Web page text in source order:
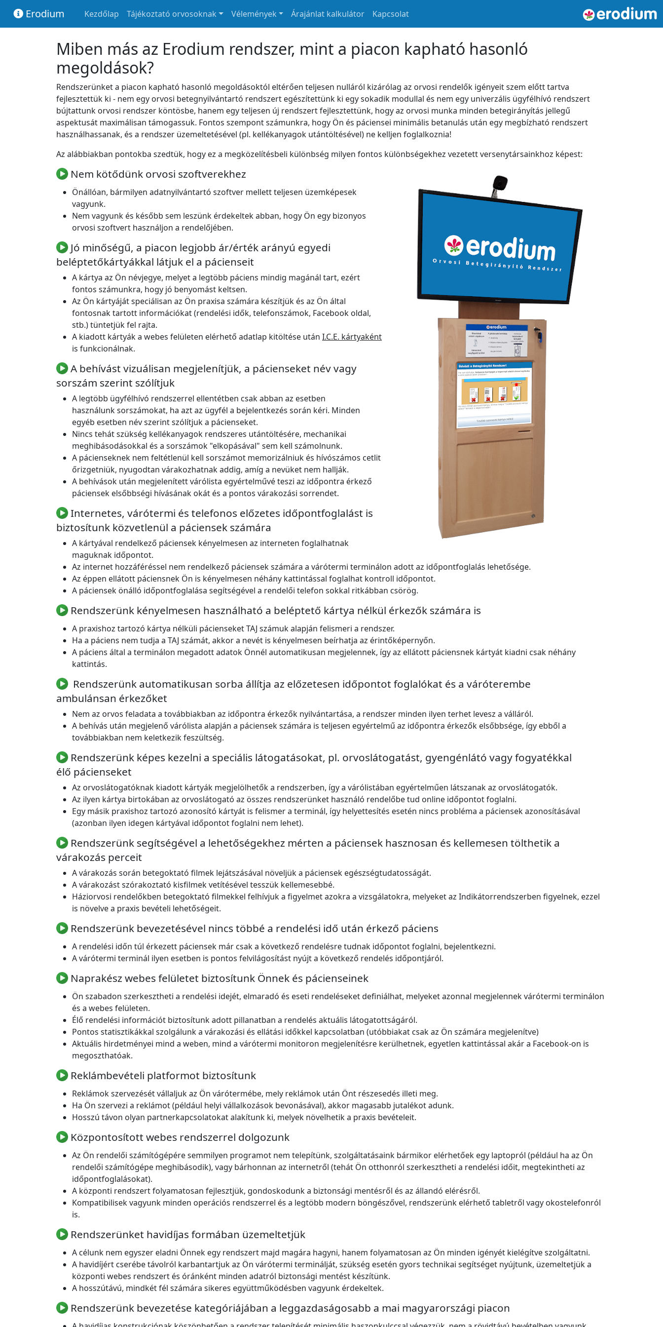
Erodium Kezdőlap Tájékoztató orvosoknak Vélemények Árajánlat kalkulátor Kapcsolat
Miben más az Erodium rendszer, mint a piacon kapható hasonló
megoldások?
Rendszerünket a piacon kapható hasonló megoldásoktól eltérően teljesen nulláról kizárólag az orvosi rendelők igényeit szem előtt tartva
fejlesztettük ki - nem egy orvosi betegnyilvántartó rendszert egészítettünk ki egy sokadik modullal és nem egy univerzális ügyfélhívó rendszert
bújtattunk orvosi rendszer köntösbe, hanem egy teljesen új rendszert fejlesztettünk, hogy az orvosi munka minden betegirányítás jellegű
aspektusát maximálisan támogassuk. Fontos szempont számunkra, hogy Ön és páciensei minimális betanulás után egy megbízható rendszert
használhassanak, és a rendszer üzemeltetésével (pl. kellékanyagok utántöltésével) ne kelljen foglalkoznia!
Az alábbiakban pontokba szedtük, hogy ez a megközelítésbeli különbség milyen fontos különbségekhez vezetett versenytársainkhoz képest:
Nem kötődünk orvosi szoftverekhez
Önállóan, bármilyen adatnyilvántartó szoftver mellett teljesen üzemképesek
vagyunk.
Nem vagyunk és később sem leszünk érdekeltek abban, hogy Ön egy bizonyos
orvosi szoftvert használjon a rendelőjében.
Jó minőségű, a piacon legjobb ár/érték arányú egyedi
beléptetőkártyákkal látjuk el a pácienseit
A kártya az Ön névjegye, melyet a legtöbb páciens mindig magánál tart, ezért
fontos számunkra, hogy jó benyomást keltsen.
Az Ön kártyáját speciálisan az Ön praxisa számára készítjük és az Ön által
fontosnak tartott információkat (rendelési idők, telefonszámok, Facebook oldal,
stb.) tüntetjük fel rajta.
A kiadott kártyák a webes felületen elérhető adatlap kitöltése után I.C.E. kártyaként
is funkcionálnak.
A behívást vizuálisan megjelenítjük, a pácienseket név vagy
sorszám szerint szólítjuk
A legtöbb ügyfélhívó rendszerrel ellentétben csak abban az esetben
használunk sorszámokat, ha azt az ügyfél a bejelentkezés során kéri. Minden
egyéb esetben név szerint szólítjuk a pácienseket.
Nincs tehát szükség kellékanyagok rendszeres utántöltésére, mechanikai
meghibásodásokkal és a sorszámok "elkopásával" sem kell számolnunk.
A pácienseknek nem feltétlenül kell sorszámot memorizálniuk és hívószámos cetlit
őrizgetniük, nyugodtan várakozhatnak addig, amíg a nevüket nem hallják.
A behívások után megjelenített várólista egyértelművé teszi az időpontra érkező
páciensek elsőbbségi hívásának okát és a pontos várakozási sorrendet.
Internetes, várótermi és telefonos előzetes időpontfoglalást is
biztosítunk közvetlenül a páciensek számára
A kártyával rendelkező páciensek kényelmesen az interneten foglalhatnak
maguknak időpontot.
Az internet hozzáféréssel nem rendelkező páciensek számára a várótermi terminálon adott az időpontfoglalás lehetősége.
Az éppen ellátott páciensnek Ön is kényelmesen néhány kattintással foglalhat kontroll időpontot.
A páciensek önálló időpontfoglalása segítségével a rendelői telefon sokkal ritkábban csörög.
Rendszerünk kényelmesen használható a beléptető kártya nélkül érkezők számára is
A praxishoz tartozó kártya nélküli pácienseket TAJ számuk alapján felismeri a rendszer.
Ha a páciens nem tudja a TAJ számát, akkor a nevét is kényelmesen beírhatja az érintőképernyőn.
A páciens által a terminálon megadott adatok Önnél automatikusan megjelennek, így az ellátott páciensnek kártyát kiadni csak néhány
kattintás.
Rendszerünk automatikusan sorba állítja az előzetesen időpontot foglalókat és a váróterembe
ambulánsan érkezőket
Nem az orvos feladata a továbbiakban az időpontra érkezők nyilvántartása, a rendszer minden ilyen terhet levesz a válláról.
A behívás után megjelenő várólista alapján a páciensek számára is teljesen egyértelmű az időpontra érkezők elsőbbsége, így ebből a
továbbiakban nem keletkezik feszültség.
Rendszerünk képes kezelni a speciális látogatásokat, pl. orvoslátogatást, gyengénlátó vagy fogyatékkal
élő pácienseket
Az orvoslátogatóknak kiadott kártyák megjelölhetők a rendszerben, így a várólistában egyértelműen látszanak az orvoslátogatók.
Az ilyen kártya birtokában az orvoslátogató az összes rendszerünket használó rendelőbe tud online időpontot foglalni.
Egy másik praxishoz tartozó azonosító kártyát is felismer a terminál, így helyettesítés esetén nincs probléma a páciensek azonosításával
(azonban ilyen idegen kártyával időpontot foglalni nem lehet).
Rendszerünk segítségével a lehetőségekhez mérten a páciensek hasznosan és kellemesen tölthetik a
várakozás perceit
A várakozás során betegoktató filmek lejátszásával növeljük a páciensek egészségtudatosságát.
A várakozást szórakoztató kisfilmek vetítésével tesszük kellemesebbé.
Háziorvosi rendelőkben betegoktató filmekkel felhívjuk a figyelmet azokra a vizsgálatokra, melyeket az Indikátorrendszerben figyelnek, ezzel
is növelve a praxis bevételi lehetőségeit.
Rendszerünk bevezetésével nincs többé a rendelési idő után érkező páciens
A rendelési időn túl érkezett páciensek már csak a következő rendelésre tudnak időpontot foglalni, bejelentkezni.
A várótermi terminál ilyen esetben is pontos felvilágosítást nyújt a következő rendelés időpontjáról.
Naprakész webes felületet biztosítunk Önnek és pácienseinek
Ön szabadon szerkesztheti a rendelési idejét, elmaradó és eseti rendeléseket definiálhat, melyeket azonnal megjelennek várótermi terminálon
és a webes felületen.
Élő rendelési információt biztosítunk adott pillanatban a rendelés aktuális látogatottságáról.
Pontos statisztikákkal szolgálunk a várakozási és ellátási időkkel kapcsolatban (utóbbiakat csak az Ön számára megjelenítve)
Aktuális hirdetményei mind a weben, mind a várótermi monitoron megjelenítésre kerülhetnek, egyetlen kattintással akár a Facebook-on is
megoszthatóak.
Reklámbevételi platformot biztosítunk
Reklámok szervezését vállaljuk az Ön várótermébe, mely reklámok után Önt részesedés illeti meg.
Ha Ön szervezi a reklámot (például helyi vállalkozások bevonásával), akkor magasabb jutalékot adunk.
Hosszú távon olyan partnerkapcsolatokat alakítunk ki, melyek növelhetik a praxis bevételeit.
Központosított webes rendszerrel dolgozunk
Az Ön rendelői számítógépére semmilyen programot nem telepítünk, szolgáltatásaink bármikor elérhetőek egy laptopról (például ha az Ön
rendelői számítógépe meghibásodik), vagy bárhonnan az internetről (tehát Ön otthonról szerkesztheti a rendelési időit, megtekintheti az
időpontfoglalásokat).
A központi rendszert folyamatosan fejlesztjük, gondoskodunk a biztonsági mentésről és az állandó elérésről.
Kompatibilisek vagyunk minden operációs rendszerrel és a legtöbb modern böngészővel, rendszerünk elérhető tabletről vagy okostelefonról
is.
Rendszerünket havidíjas formában üzemeltetjük
A célunk nem egyszer eladni Önnek egy rendszert majd magára hagyni, hanem folyamatosan az Ön minden igényét kielégítve szolgáltatni.
A havidíjért cserébe távolról karbantartjuk az Ön várótermi terminálját, szükség esetén gyors technikai segítséget nyújtunk, üzemeltetjük a
központi webes rendszert és óránként minden adatról biztonsági mentést készítünk.
A hosszútávú, mindkét fél számára sikeres együttműködésben vagyunk érdekeltek.
Rendszerünk bevezetése kategóriájában a leggazdaságosabb a mai magyarországi piacon